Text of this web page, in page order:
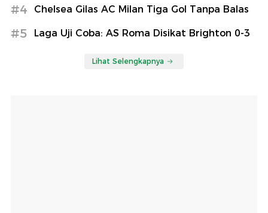
#4 Chelsea Gilas AC Milan Tiga Gol Tanpa Balas
#5 Laga Uji Coba: AS Roma Disikat Brighton 0-3
Lihat Selengkapnya